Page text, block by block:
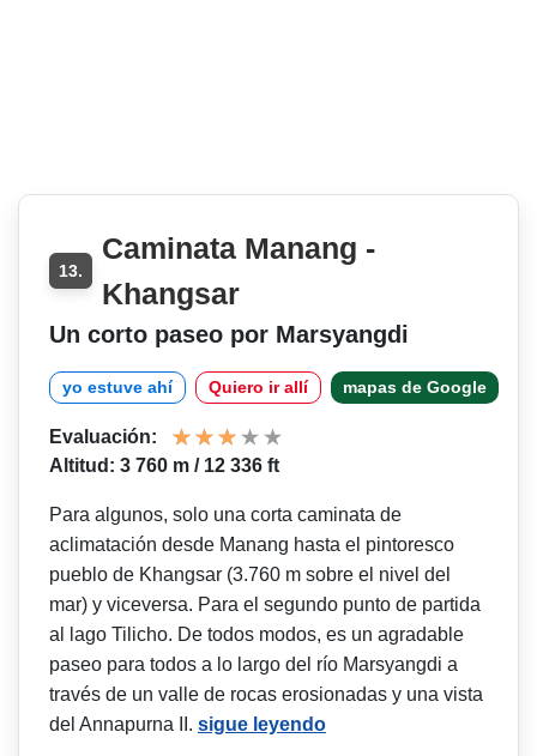
13.
Caminata Manang -
Khangsar
Un corto paseo por Marsyangdi
yo estuve ahí Quiero ir allí mapas de Google
Evaluación:
Altitud: 3 760 m / 12 336 ft
Para algunos, solo una corta caminata de
aclimatación desde Manang hasta el pintoresco
pueblo de Khangsar (3.760 m sobre el nivel del
mar) y viceversa. Para el segundo punto de partida
al lago Tilicho. De todos modos, es un agradable
paseo para todos a lo largo del río Marsyangdi a
través de un valle de rocas erosionadas y una vista
del Annapurna II. sigue leyendo